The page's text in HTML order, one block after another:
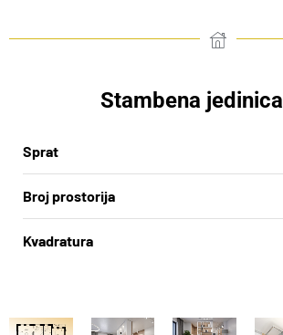
Stambena
Sprat
Broj prostorija
Kvadratura